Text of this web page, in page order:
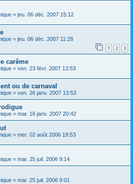
« jeu. 06 déc. 2007 15:12
« jeu. 06 déc. 2007 11:28
1 2 3
carême
« ven. 23 févr. 2007 13:53
ou de carnaval
« ven. 26 janv. 2007 13:53
« mar. 16 janv. 2007 20:42
« mer. 02 août 2006 19:53
« mar. 25 juil. 2006 9:14
« mar. 25 juil. 2006 9:01